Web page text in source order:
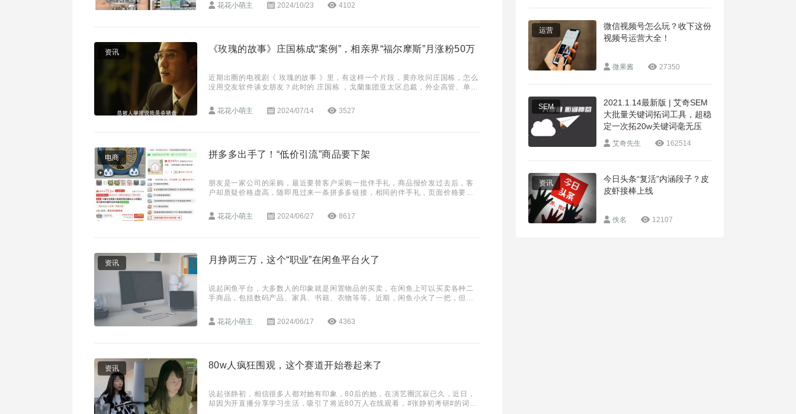
花花小萌主
2024/10/23 4102
资讯 《玫瑰的故事》庄国栋成“案例”，相亲界“福尔摩斯”月涨粉50万
近期出圈的电视剧《 玫瑰的故事 》里，有这样一个片段，黄亦玫问庄国栋，怎么
没用交友软件谈女朋友？此时的 庄国栋 ，戈蘭集团亚太区总裁，外企高管、单
花花小萌主
2024/07/14 3527
电商 拼多多出手了！“低价引流”商品要下架
朋友是一家公司的采购，最近要替客户采购一批伴手礼，商品报价发过去后，客
户却质疑价格虚高，随即甩过来一条拼多多链接，相同的伴手礼，页面价格要低
花花小萌主
2024/06/27 8617
资讯 月挣两三万，这个“职业”在闲鱼平台火了
说起闲鱼平台，大多数人的印象就是闲置物品的买卖，在闲鱼上可以买卖各种二
手商品，包括数码产品、家具、书籍、衣物等等。近期，闲鱼小火了一把，但火
花花小萌主
2024/06/17 4363
资讯 80w人疯狂围观，这个赛道开始卷起来了
说起张静初，相信很多人都对她有印象，80后的她，在演艺圈沉寂已久，近日，
却因为开直播分享学习生活，吸引了将近80万人在线观看，#张静初考研#的词条
运营
微信视频号怎么玩？收下这份
视频号运营大全！
微果酱 27350
SEM
2021.1.14最新版 | 艾奇SEM
大批量关键词拓词工具，超稳
定一次拓20w关键词毫无压
力！
艾奇先生 162514
资讯
今日头条“复活”内涵段子？皮
皮虾接棒上线
佚名 12107